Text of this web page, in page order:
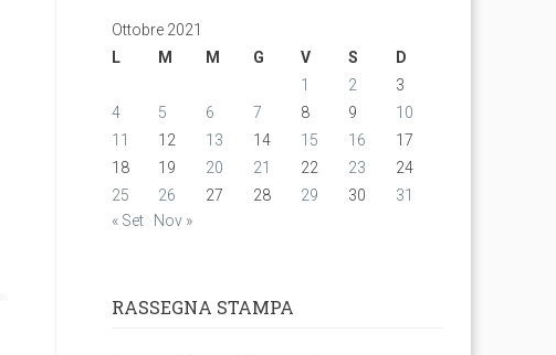
Ottobre 2021
L
M M G V S
D
1
2
3
4
5 6 7 8 9
10
11
12 13 14 15 16
17
18
19 20 21 22 23
24
25
26 27 28 29 30
31
« Set
Nov »
RASSEGNA STAMPA